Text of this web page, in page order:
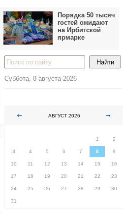
Порядка 50 тысяч
гостей ожидают
на Ирбитской
ярмарке
Суббота, 8 августа 2026
АВГУСТ 2026
1
2
3 4 5 6 7 8 9
10 11 12 13 14 15 16
17 18 19 20 21 22 23
24 25 26 27 28 29 30
31